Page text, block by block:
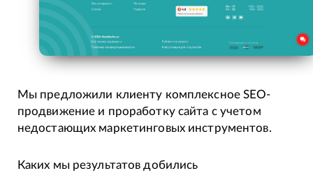
Мы предложили клиенту комплексное SEO-
продвижение и проработку сайта с учетом
недостающих маркетинговых инструментов.
Каких мы результатов добились